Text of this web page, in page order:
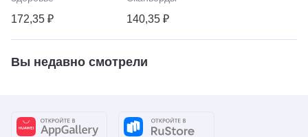
172,35 ₽ 140,35 ₽
Вы недавно смотрели